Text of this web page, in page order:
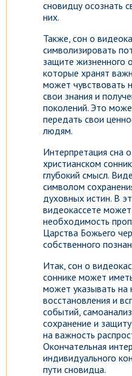
сновидцу осознать
них.
Также, сон о
символизировать
защите жизненного
которые хранят
может чувствовать
свои знания и
поколений. Это
передать свои
людям.
Интерпретация сна
христианском
глубокий смысл.
символом
духовных истин. В
видеокассете
необходимость
Царства Божьего
собственного
Итак, сон о
соннике может
может указывать на
восстановления и
событий,
сохранение и
на важность
Окончательная
индивидуального
пути сновидца.